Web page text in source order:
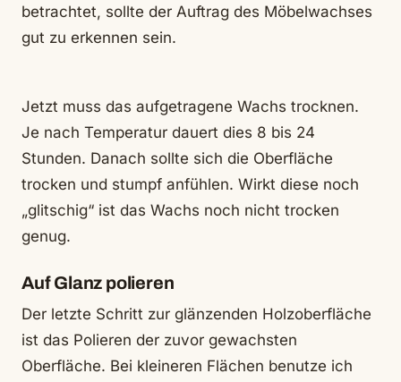
betrachtet, sollte der Auftrag des Möbelwachses
gut zu erkennen sein.
Jetzt muss das aufgetragene Wachs trocknen.
Je nach Temperatur dauert dies 8 bis 24
Stunden. Danach sollte sich die Oberfläche
trocken und stumpf anfühlen. Wirkt diese noch
„glitschig“ ist das Wachs noch nicht trocken
genug.
Auf Glanz polieren
Der letzte Schritt zur glänzenden Holzoberfläche
ist das Polieren der zuvor gewachsten
Oberfläche. Bei kleineren Flächen benutze ich